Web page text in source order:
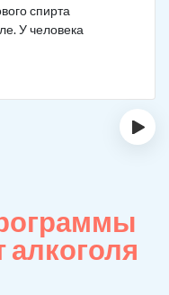
спирта
У человека
›
алкоголя